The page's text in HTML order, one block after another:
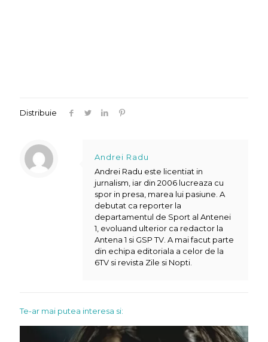
Distribuie
Andrei Radu
Andrei Radu este licentiat in
jurnalism, iar din 2006 lucreaza cu
spor in presa, marea lui pasiune. A
debutat ca reporter la
departamentul de Sport al Antenei
1, evoluand ulterior ca redactor la
Antena 1 si GSP TV. A mai facut parte
din echipa editoriala a celor de la
6TV si revista Zile si Nopti.
Te-ar mai putea interesa si: